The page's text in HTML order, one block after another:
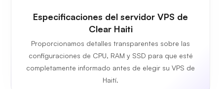
Especificaciones del servidor VPS de
Clear Haiti
Proporcionamos detalles transparentes sobre las
configuraciones de CPU, RAM y SSD para que esté
completamente informado antes de elegir su VPS de
Haití.